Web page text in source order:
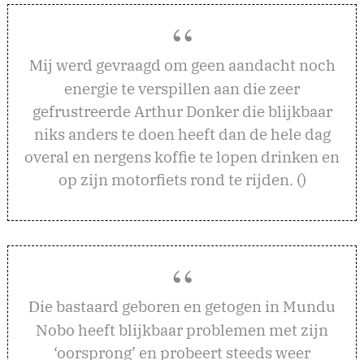
Mij werd gevraagd om geen aandacht noch
energie te verspillen aan die zeer
gefrustreerde Arthur Donker die blijkbaar
niks anders te doen heeft dan de hele dag
overal en nergens koffie te lopen drinken en
op zijn motorfiets rond te rijden. ()
Die bastaard geboren en getogen in Mundu
Nobo heeft blijkbaar problemen met zijn
‘oorsprong’ en probeert steeds weer